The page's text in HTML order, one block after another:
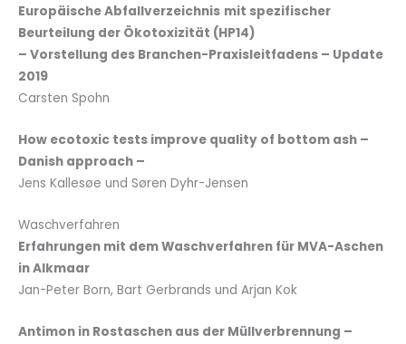
Europäische Abfallverzeichnis mit spezifischer
Beurteilung der Ökotoxizität (HP14)
– Vorstellung des Branchen-Praxisleitfadens – Update
2019
Carsten Spohn
How ecotoxic tests improve quality of bottom ash –
Danish approach –
Jens Kallesøe und Søren Dyhr-Jensen
Waschverfahren
Erfahrungen mit dem Waschverfahren für MVA-Aschen
in Alkmaar
Jan-Peter Born, Bart Gerbrands und Arjan Kok
Antimon in Rostaschen aus der Müllverbrennung –